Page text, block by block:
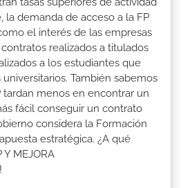
la demanda de acceso a la FP
el interés de las empresas
realizados a titulados
a los estudiantes que
También sabemos
menos en encontrar un
fácil conseguir un contrato
considera la Formación
estratégica. ¿A qué
Y MEJORA